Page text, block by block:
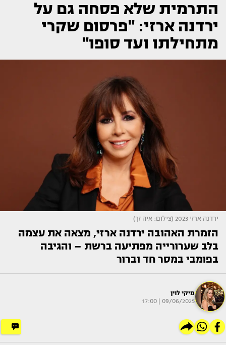
התרמית שלא פסחה גם על
ירדנה ארזי: "פרסום שקרי
מתחילתו ועד סופו"
ירדנה ארזי 2023 (צילום: איה זך)
הזמרת האהובה ירדנה ארזי, מצאה את עצמה
בלב שערורייה מפתיעה ברשת – והגיבה
בפומבי במסר חד וברור
מיקי לוין
09/06/2025 | 17:00